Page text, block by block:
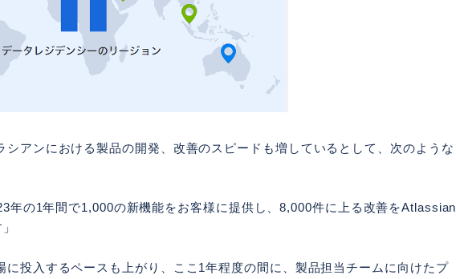
シアンにおける製品の開発、改善のスピードも増しているとして、次のような
年の1年間で1,000の新機能をお客様に提供し、8,000件に上る改善をAtlassian
に投入するペースも上がり、ここ1年程度の間に、製品担当チームに向けたプ